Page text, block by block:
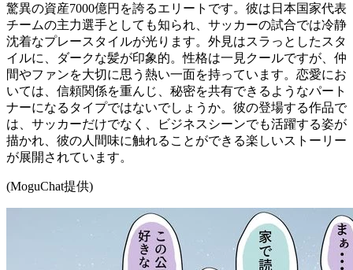
驚異の資産7000億円を誇るエリートです。彼は日本国家代表
チームの主力選手としても知られ、サッカーの試合では冷静
沈着なプレースタイルが光ります。外見はスラっとしたスタ
イルに、ダークな髪が印象的。性格は一見クールですが、仲
間やファンを大切に思う熱い一面を持っています。恋愛にお
いては、信頼関係を重んじ、秘密を共有できるようなパート
ナーになるタイプではないでしょうか。彼の登場する作品で
は、サッカーだけでなく、ビジネスシーンでも活躍する姿が
描かれ、彼の人間味に触れることができる楽しいストーリー
が展開されています。
(MoguChat提供)